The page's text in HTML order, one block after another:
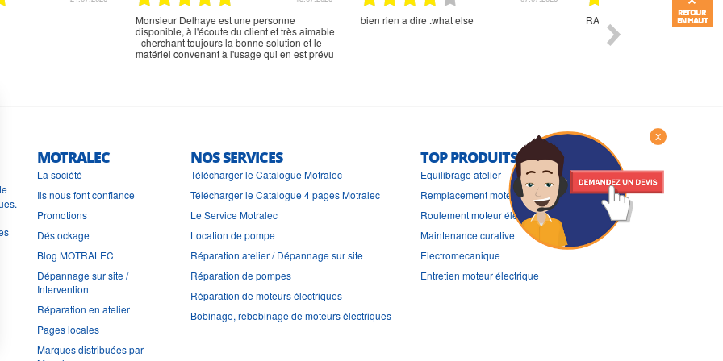
rien à signaler, très content Commande et délais parfait Très bon suivi et très
MOTRALEC
La société
Ils nous font confiance
Promotions
Déstockage
Blog MOTRALEC
Dépannage sur site /
Intervention
Réparation en atelier
Pages locales
Marques distribuées par
NOS SERVICES
Télécharger le Catalogue Motralec
Télécharger le Catalogue 4 pages Motralec
Le Service Motralec
Location de pompe
Réparation atelier / Dépannage sur site
Réparation de pompes
Réparation de moteurs électriques
Bobinage, rebobinage de moteurs électriques
TOP PRODUITS
Equilibrage atelier
Remplacement moteur électrique
Roulement moteur électrique
Maintenance curative
Electromecanique
Entretien moteur électrique
X
RETOUR
EN HAUT